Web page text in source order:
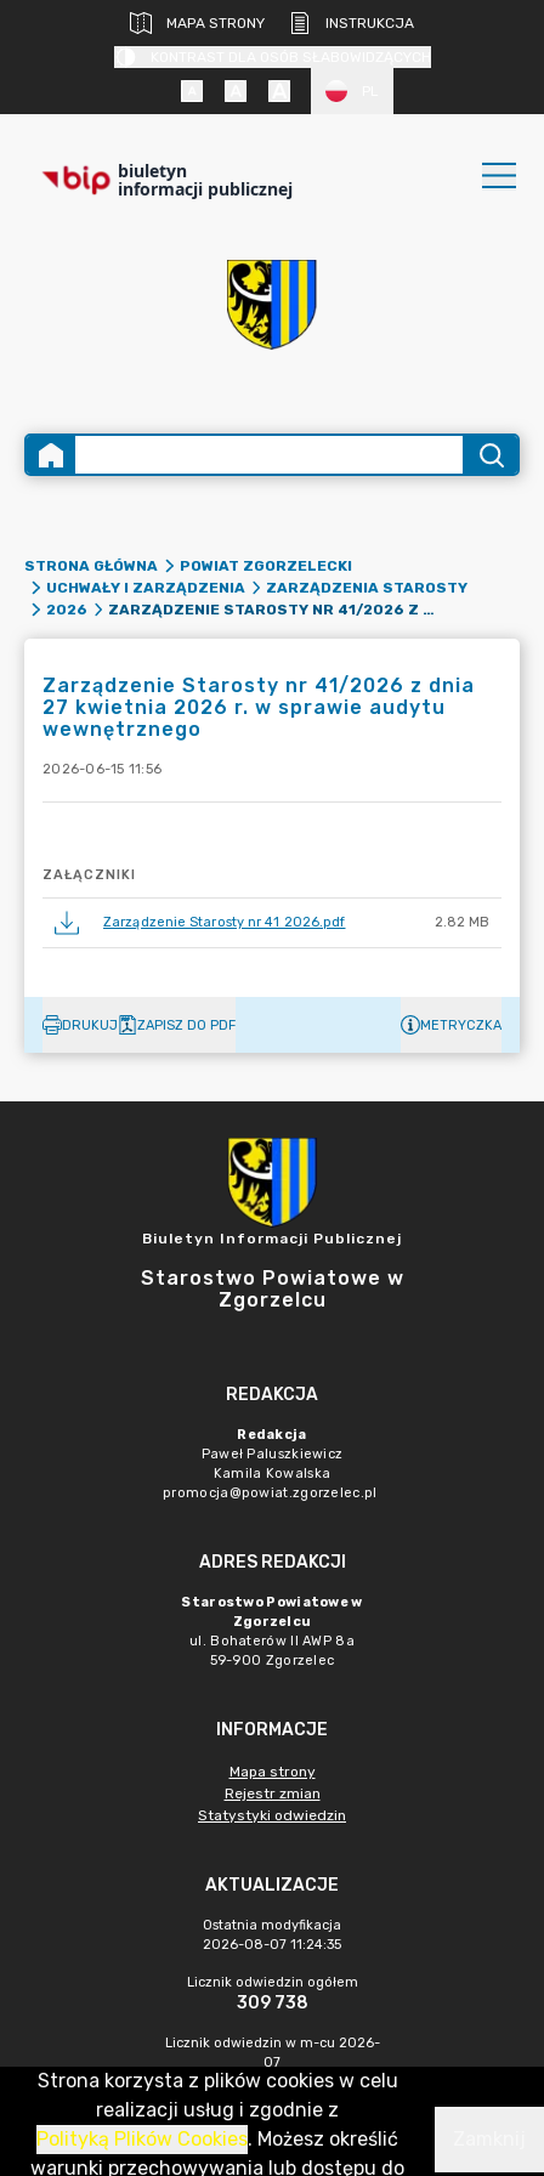
MAPA STRONY
INSTRUKCJA
biuletyn
informacji publicznej
STRONA GŁÓWNA
POWIAT ZGORZELECKI
UCHWAŁY I ZARZĄDZENIA
ZARZĄDZENIA STAROSTY
2026
ZARZĄDZENIE STAROSTY NR 41/2026 Z DNIA 27 KWIETNIA 2026 R. W SPRAWIE AUDYTU WEWNĘTRZNEGO
Zarządzenie Starosty nr 41/2026 z dnia
27 kwietnia 2026 r. w sprawie audytu
wewnętrznego
2026-06-15 11:56
ZAŁĄCZNIKI
Zarządzenie Starosty nr 41 2026.pdf 2.82 MB
DRUKUJ ZAPISZ DO PDF METRYCZKA
Biuletyn Informacji Publicznej
Starostwo Powiatowe w
Zgorzelcu
REDAKCJA
Redakcja
Paweł Paluszkiewicz
Kamila Kowalska
promocja@powiat.zgorzelec.pl
ADRES REDAKCJI
Starostwo Powiatowe w
Zgorzelcu
ul. Bohaterów II AWP 8a
59-900 Zgorzelec
INFORMACJE
Mapa strony
Rejestr zmian
Statystyki odwiedzin
AKTUALIZACJE
Ostatnia modyfikacja
2026-08-07 11:24:35
Licznik odwiedzin ogółem
309 738
Licznik odwiedzin w m-cu 2026-
07
436
CMS & Hosting: Nefeni Sp. z o.o.
Strona korzysta z plików cookies w celu
realizacji usług i zgodnie z
Polityką Plików Cookies. Możesz określić
warunki przechowywania lub dostępu do